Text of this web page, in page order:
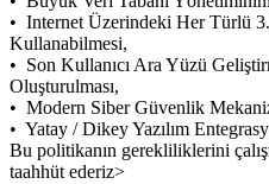
• Internet Üzerindeki Her Türlü
Kullanabilmesi,
• Son Kullanıcı Ara Yüzü
Oluşturulması,
• Modern Siber Güvenlik
• Yatay / Dikey Yazılım
Bu politikanın gerekliliklerini
taahhüt ederiz>